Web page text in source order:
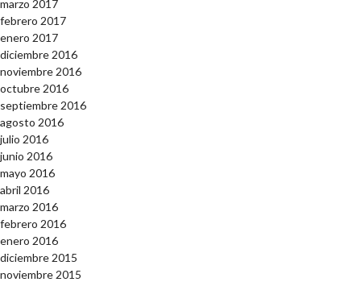
marzo 2017
febrero 2017
enero 2017
diciembre 2016
noviembre 2016
octubre 2016
septiembre 2016
agosto 2016
julio 2016
junio 2016
mayo 2016
abril 2016
marzo 2016
febrero 2016
enero 2016
diciembre 2015
noviembre 2015